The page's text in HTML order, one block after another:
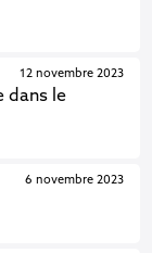
dans le
12 novembre 2023
6 novembre 2023